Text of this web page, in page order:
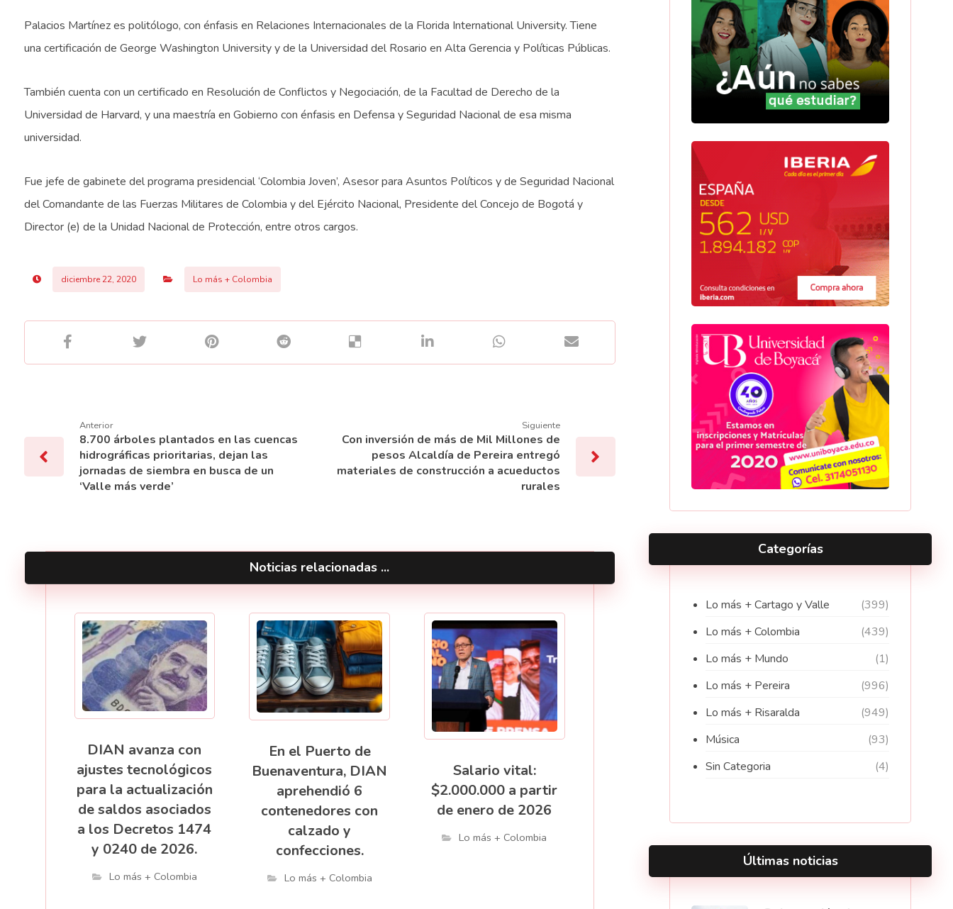
Palacios Martínez es politólogo, con énfasis en Relaciones Internacionales de la Florida International University. Tiene
una certificación de George Washington University y de la Universidad del Rosario en Alta Gerencia y Políticas Públicas.
También cuenta con un certificado en Resolución de Conflictos y Negociación, de la Facultad de Derecho de la
Universidad de Harvard, y una maestría en Gobierno con énfasis en Defensa y Seguridad Nacional de esa misma
universidad.
Fue jefe de gabinete del programa presidencial ‘Colombia Joven’, Asesor para Asuntos Políticos y de Seguridad Nacional
del Comandante de las Fuerzas Militares de Colombia y del Ejército Nacional, Presidente del Concejo de Bogotá y
Director (e) de la Unidad Nacional de Protección, entre otros cargos.
diciembre 22, 2020 Lo más + Colombia
Anterior
8.700 árboles plantados en las cuencas
hidrográficas prioritarias, dejan las
jornadas de siembra en busca de un
‘Valle más verde’
Siguiente
Con inversión de más de Mil Millones de
pesos Alcaldía de Pereira entregó
materiales de construcción a acueductos
rurales
Noticias relacionadas ...
DIAN avanza con
ajustes tecnológicos
para la actualización
de saldos asociados
a los Decretos 1474
y 0240 de 2026.
Lo más + Colombia
En el Puerto de
Buenaventura, DIAN
aprehendió 6
contenedores con
calzado y
confecciones.
Lo más + Colombia
Salario vital:
$2.000.000 a partir
de enero de 2026
Lo más + Colombia
Categorías
Lo más + Cartago y Valle
(399)
Lo más + Colombia
(439)
Lo más + Mundo
(1)
Lo más + Pereira
(996)
Lo más + Risaralda
(949)
Música
(93)
Sin Categoria
(4)
Últimas noticias